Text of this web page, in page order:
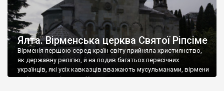
Ялта. Вірменська церква Святої Ріпсіме
Вірменія першою серед країн світу прийняла християнство,
як державну релігію, й на подив багатьох пересічних
українців, які усіх кавказців вважають мусульманами, вірмени
є відданими вірянами Христа